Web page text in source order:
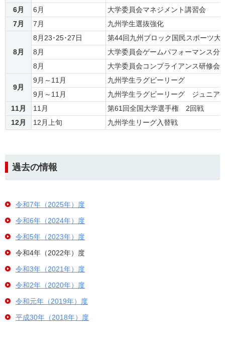
6月
6月
大学委員会マネジメント講習会
7月
7月 九州学生選抜強化
8月
8月23･25･27日
第44回九州ブロック国民スポーツ大
8月
大学委員会ゲームパフォーマンス分
8月
大学委員会コンプライアンス研修会
9月
9月～11月
九州学生ラグビーリーグ
9月～11月
九州学生ラグビーリーグ ジュニア
11月
11月
第61回全国大学選手権 2回戦
12月
12月上旬 九州学生リーグ入替戦
過去の情報
令和7年（2025年）度
令和6年（2024年）度
令和5年（2023年）度
令和4年（2022年）度
令和3年（2021年）度
令和2年（2020年）度
令和元年（2019年）度
平成30年（2018年）度